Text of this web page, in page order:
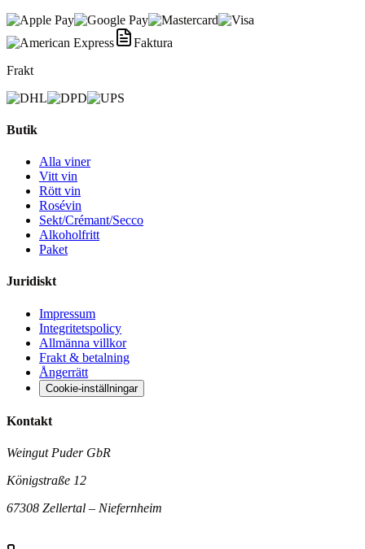
Faktura
Frakt
Butik
Alla viner
Vitt vin
Rött vin
Rosévin
Sekt/Crémant/Secco
Alkoholfritt
Paket
Juridiskt
Impressum
Integritetspolicy
Allmänna villkor
Frakt & betalning
Ångerrätt
Cookie-inställningar
Kontakt
Weingut Puder GbR
Königstraße 12
67308 Zellertal – Niefernheim